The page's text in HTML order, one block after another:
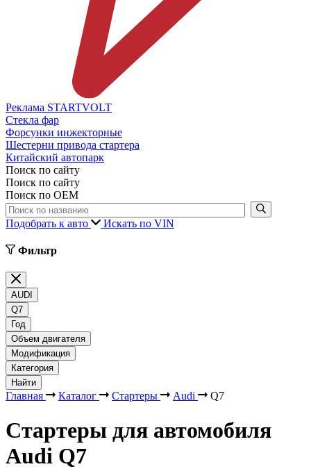
Реклама STARTVOLT
Стекла фар
Форсунки инжекторные
Шестерни привода стартера
Китайский автопарк
Поиск по сайту
Поиск по сайту
Поиск по ОЕМ
Подобрать к авто Искать по VIN
Фильтр
AUDI
Q7
Год
Объем двигателя
Модификация
Категория
Найти
Главная Каталог Стартеры Audi Q7
Стартеры для автомобиля
Audi Q7